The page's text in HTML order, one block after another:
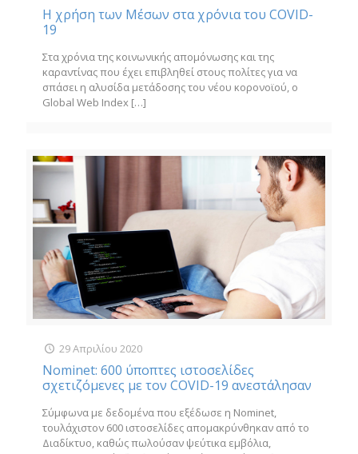
Η χρήση των Μέσων στα χρόνια του COVID-
19
Στα χρόνια της κοινωνικής απομόνωσης και της
καραντίνας που έχει επιβληθεί στους πολίτες για να
σπάσει η αλυσίδα μετάδοσης του νέου κορονοϊού, ο
Global Web Index […]
29 Απριλίου 2020
Nominet: 600 ύποπτες ιστοσελίδες
σχετιζόμενες με τον COVID-19 ανεστάλησαν
Σύμφωνα με δεδομένα που εξέδωσε η Nominet,
τουλάχιστον 600 ιστοσελίδες απομακρύνθηκαν από το
Διαδίκτυο, καθώς πωλούσαν ψεύτικα εμβόλια,